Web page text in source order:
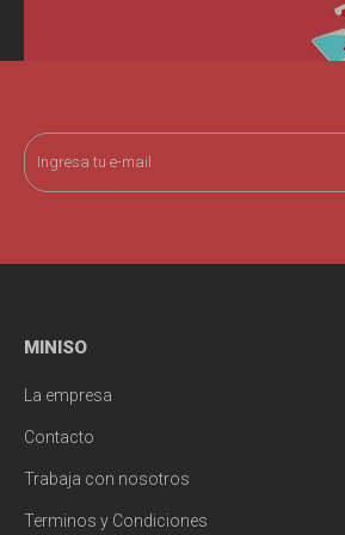
MINISO
La empresa
Contacto
Trabaja con nosotros
Terminos y Condiciones